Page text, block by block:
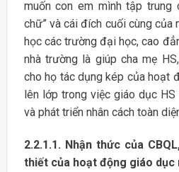
muốn con em mình tập trung
chữ” và cái đích cuối cùng của
học các trường đại học, cao
nhà trường là giúp cha mẹ
cho họ tác dụng kép của hoạt
lên lớp trong việc giáo dục HS
và phát triển nhân cách toàn
2.2.1.1. Nhận thức của
thiết của hoạt động giáo dục